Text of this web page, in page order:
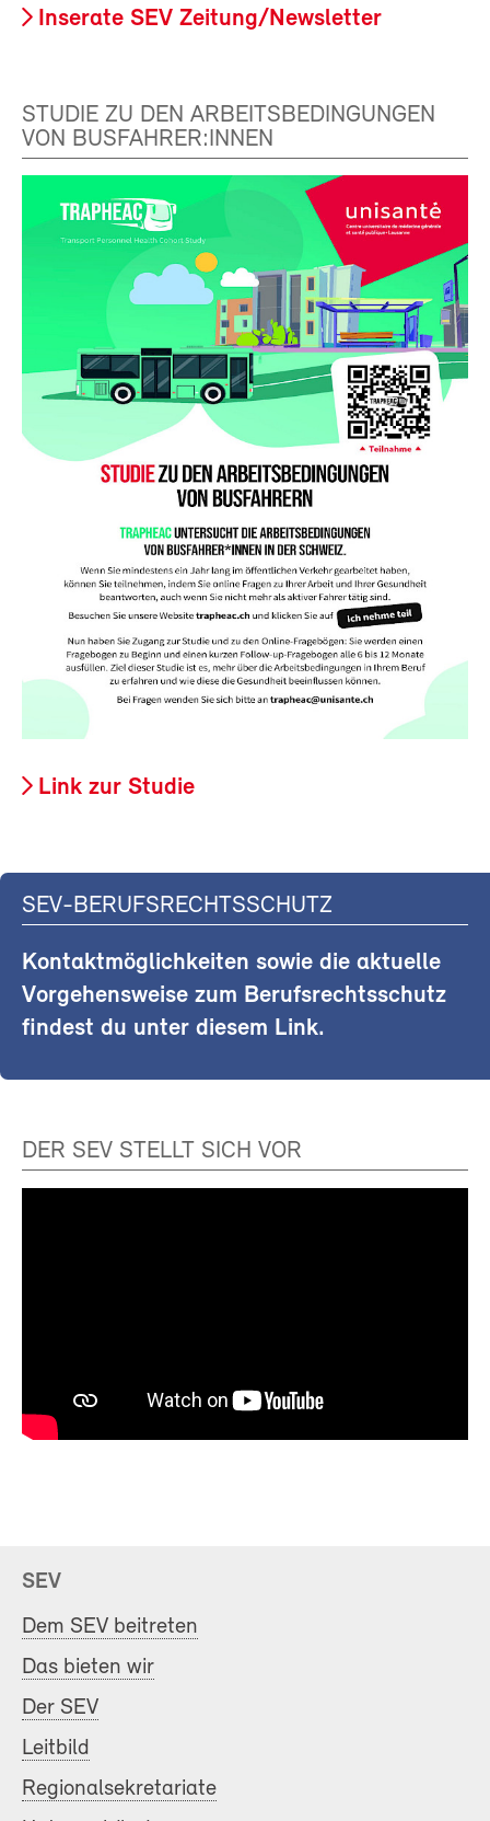
Inserate SEV Zeitung/Newsletter
STUDIE ZU DEN ARBEITSBEDINGUNGEN
VON BUSFAHRER:INNEN
Link zur Studie
SEV-BERUFSRECHTSSCHUTZ
Kontaktmöglichkeiten sowie die aktuelle
Vorgehensweise zum Berufsrechtsschutz
findest du unter diesem Link.
DER SEV STELLT SICH VOR
SEV
Dem SEV beitreten
Das bieten wir
Der SEV
Leitbild
Regionalsekretariate